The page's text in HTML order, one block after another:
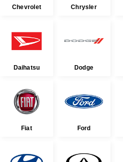
Chevrolet Chrysler
Daihatsu Dodge
Fiat Ford